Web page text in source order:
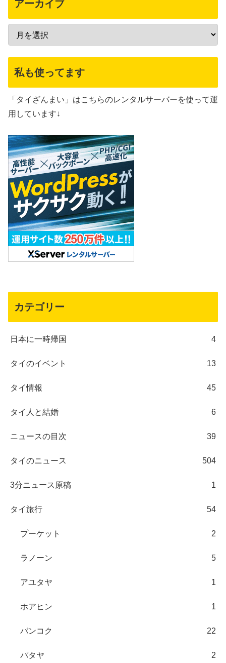
アーカイブ
私も使ってます
「タイざんまい」はこちらのレンタルサーバーを使って運
用しています↓
カテゴリー
日本に一時帰国 4
タイのイベント 13
タイ情報 45
タイ人と結婚 6
ニュースの目次 39
タイのニュース 504
3分ニュース原稿 1
タイ旅行 54
プーケット 2
ラノーン 5
アユタヤ 1
ホアヒン 1
バンコク 22
パタヤ 2